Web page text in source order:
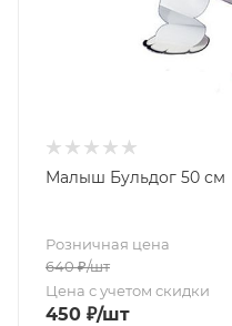
Малыш Бульдог 50 см
Розничная цена
640₽/шт
Цена с учетом скидки
450 ₽/шт